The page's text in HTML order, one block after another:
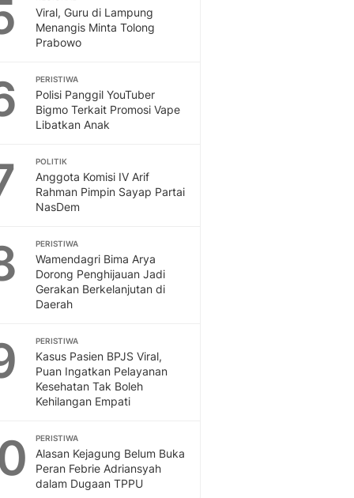
Viral, Guru di Lampung
Menangis Minta Tolong
Prabowo
PERISTIWA
Polisi Panggil YouTuber
Bigmo Terkait Promosi Vape
Libatkan Anak
POLITIK
Anggota Komisi IV Arif
Rahman Pimpin Sayap Partai
NasDem
PERISTIWA
Wamendagri Bima Arya
Dorong Penghijauan Jadi
Gerakan Berkelanjutan di
Daerah
PERISTIWA
Kasus Pasien BPJS Viral,
Puan Ingatkan Pelayanan
Kesehatan Tak Boleh
Kehilangan Empati
PERISTIWA
Alasan Kejagung Belum Buka
Peran Febrie Adriansyah
dalam Dugaan TPPU